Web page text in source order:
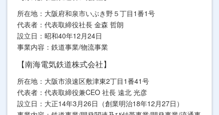
所在地：大阪府和泉市いぶき野５丁目1番1号
代表者：代表取締役社長 金森 哲朗
設立日：昭和40年12月24日
事業内容：鉄道事業/物流事業
【南海電気鉄道株式会社】
所在地：大阪市浪速区敷津東2丁目1番41号
代表者：代表取締役兼CEO 社長 遠北 光彦
設立日：大正14年3月26日（創業明治18年12月27日）